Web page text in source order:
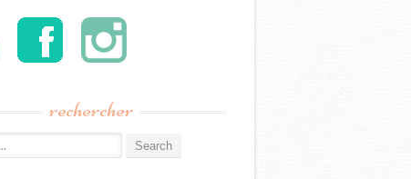
rechercher